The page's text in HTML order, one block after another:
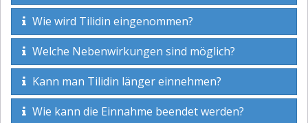
Wie wird Tilidin eingenommen?
Welche Nebenwirkungen sind möglich?
Kann man Tilidin länger einnehmen?
Wie kann die Einnahme beendet werden?